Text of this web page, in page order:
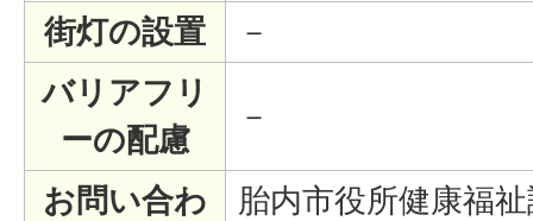
街灯の設置
－
バリアフリ
ーの配慮
－
お問い合わ
胎内市役所健康福